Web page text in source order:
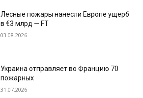
Лесные пожары нанесли Европе ущерб
в €3 млрд — FT
03.08.2026
Украина отправляет во Францию 70
пожарных
31.07.2026